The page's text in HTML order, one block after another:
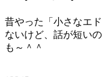
昔やった「小さなエ
ないけど、話が短い
も～＾＾